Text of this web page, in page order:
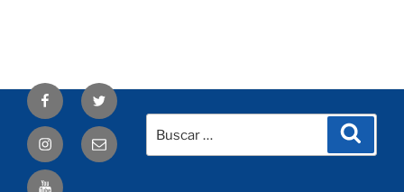
por:
Facebook Twitter
Correo
electrónico